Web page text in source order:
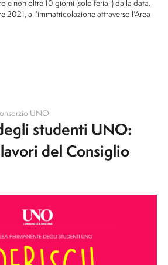
e non oltre 10 giorni (solo feriali) dalla data,
2021, all’immatricolazione attraverso l’Area
UNO
studenti UNO:
del Consiglio